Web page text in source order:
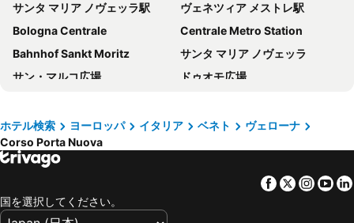
Mastino Rooms
Ai Leoni
SHG ホテル ヴェローナ
ホテル アカデミア
Casa per ferie Don Bosco
ホテル ポルタ パリオ
Boutique Hotel Touring
Moxy Verona
レジデンツァ コールディヴェローナ
Byblos Art Hotel Villa Amistà
Hotel Giulietta e Romeo
Hotel Bologna Verona
ベストウェスタン ホテル CTC ホテル ヴェローナ
ホテル ガットパルド
サンタ マリア ノヴェッラ駅
ヴェネツィア メストレ駅
Bologna Centrale
Centrale Metro Station
Bahnhof Sankt Moritz
サンタ マリア ノヴェッラ
サン・マルコ広場
ドゥオモ広場
San Marco
ヴェネツィア・テッセラ空港
ミラノ大聖堂
リアルト橋
Carnevale di Venezia
フィレンツェ フィエラ
ホテル検索 ヨーロッパ イタリア ベネト
ヴェローナ
Corso Porta Nuova
Facebook
Twitter
国を選択してください。